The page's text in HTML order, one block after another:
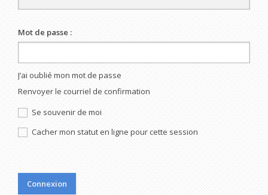
Mot de passe :
J’ai oublié mon mot de passe
Renvoyer le courriel de confirmation
Se souvenir de moi
Cacher mon statut en ligne pour cette session